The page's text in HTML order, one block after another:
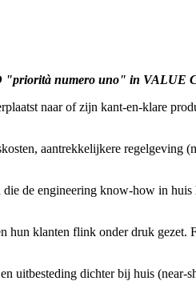
numero uno" in VALUE
naar of zijn kant-en-klare
aantrekkelijkere regelgeving
de engineering know-how in
klanten flink onder druk
uitbesteding dichter bij huis (near-